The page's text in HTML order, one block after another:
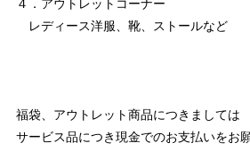
４．アウトレットコーナー
レディース洋服、靴、ストールなど
福袋、アウトレット商品につきましては
サービス品につき現金でのお支払いをお